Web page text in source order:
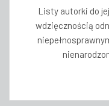
Listy autorki do
wdzięcznością